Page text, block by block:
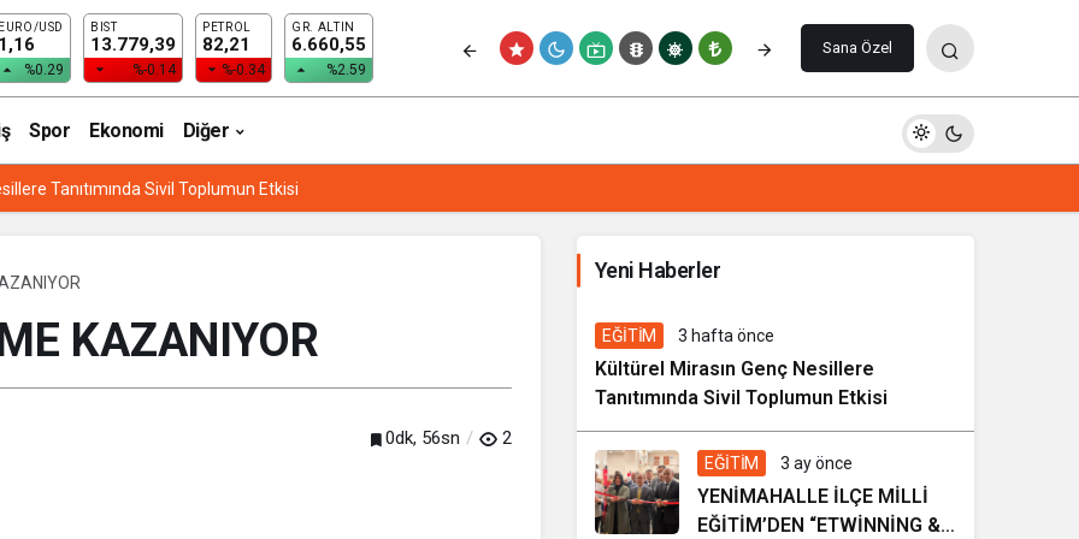
USD
%0.29
BIST
13.779,39
%-0.14
PETROL
82,21
%-0.34
GR. ALTIN
6.660,55
%2.59
Sana Özel
Spor Ekonomi Diğer
Tanıtımında Sivil Toplumun Etkisi
KAZANIYOR
0dk, 56sn 2
Yeni Haberler
1 hafta önce
EĞİTİM 3 hafta önce
Kültürel Mirasın Genç Nesillere
Tanıtımında Sivil Toplumun Etkisi
EĞİTİM 3 ay önce
YENİMAHALLE İLÇE MİLLİ
EĞİTİM’DEN “ETWİNNİNG &